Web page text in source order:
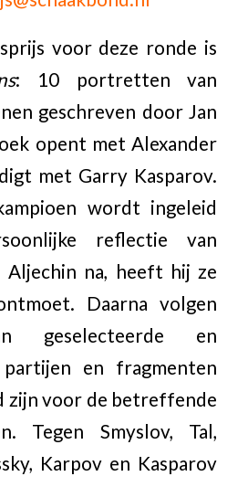
voor deze ronde is
: 10 portretten van
geschreven door Jan
opent met Alexander
met Garry Kasparov.
wordt ingeleid
reflectie van
Aljechin na, heeft hij ze
Daarna volgen
geselecteerde en
partijen en fragmenten
zijn voor de betreffende
Tegen Smyslov, Tal,
Karpov en Kasparov